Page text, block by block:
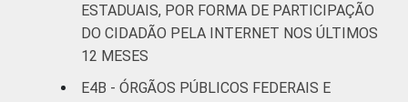
ESTADUAIS, POR FORMA DE PARTICIPAÇÃO
DO CIDADÃO PELA INTERNET NOS ÚLTIMOS
12 MESES
E4B - ÓRGÃOS PÚBLICOS FEDERAIS E